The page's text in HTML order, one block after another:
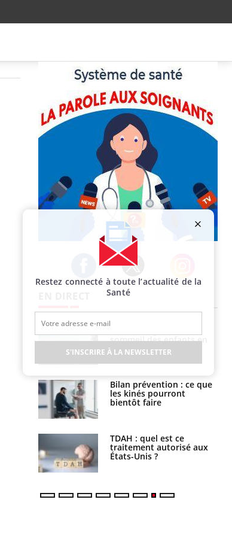
Facebook Twitter Instagram
fille sommeil des enfants en
vacances ?
Bilan prévention : ce que
les kinés pourront
bientôt faire
TDAH : quel est ce
traitement autorisé aux
États-Unis ?
Restez connecté à toute l’actualité de la
Santé
S'INSCRIRE À LA NEWSLETTER